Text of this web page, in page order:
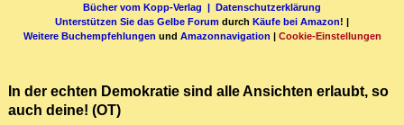
Bücher vom Kopp-Verlag | Datenschutzerklärung
Unterstützen Sie das Gelbe Forum durch Käufe bei Amazon! |
Weitere Buchempfehlungen und Amazonnavigation | Cookie-Einstellungen
In der echten Demokratie sind alle Ansichten erlaubt, so
auch deine! (OT)